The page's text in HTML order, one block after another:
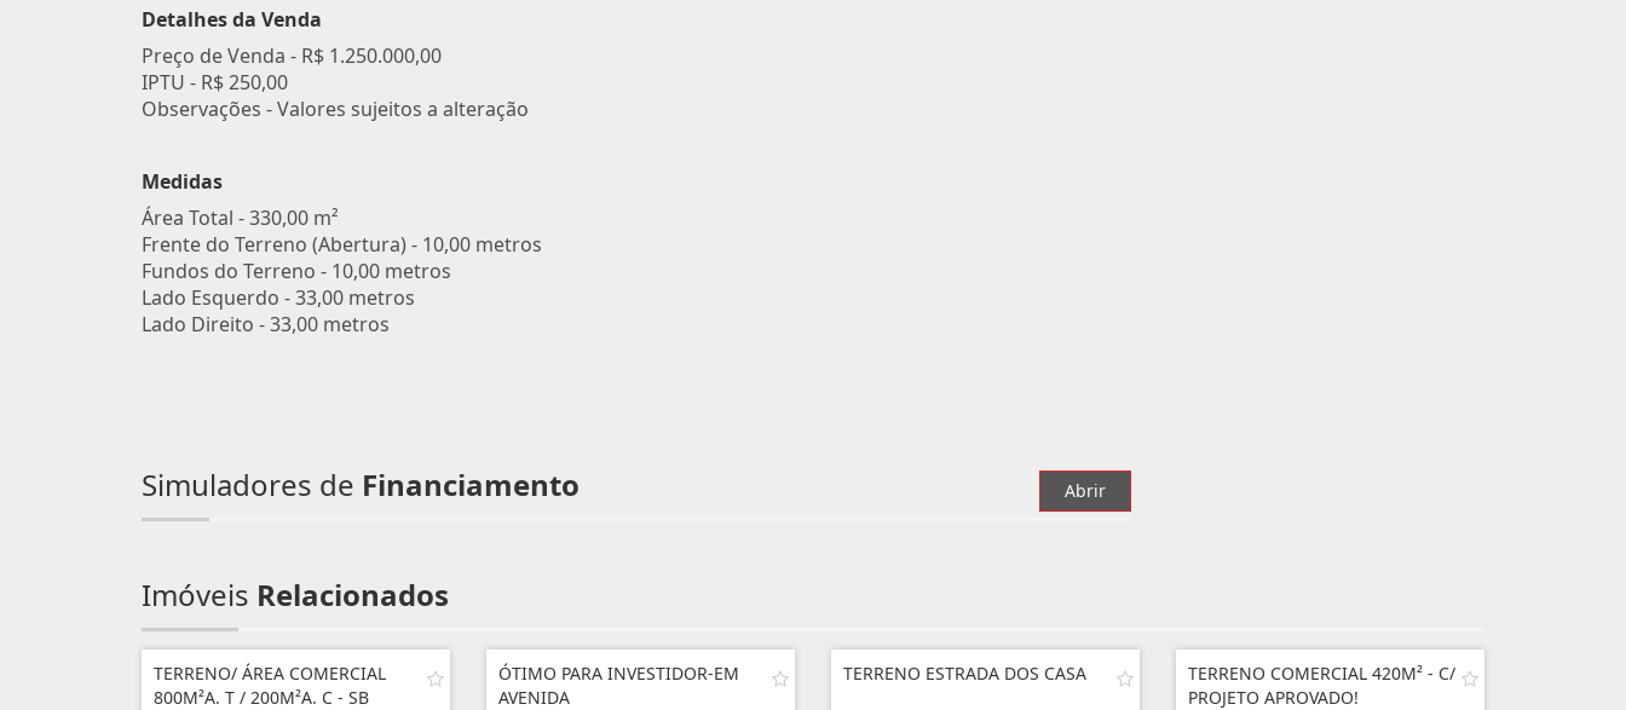
Detalhes da Venda
Preço de Venda - R$ 1.250.000,00
IPTU - R$ 250,00
Observações - Valores sujeitos a alteração
Medidas
Área Total - 330,00 m²
Frente do Terreno (Abertura) - 10,00 metros
Fundos do Terreno - 10,00 metros
Lado Esquerdo - 33,00 metros
Lado Direito - 33,00 metros
Simuladores de Financiamento Abrir
Imóveis Relacionados
TERRENO/ ÁREA COMERCIAL
800M²A. T / 200M²A. C - SB
ÓTIMO PARA INVESTIDOR-EM
AVENIDA
TERRENO ESTRADA DOS CASA
TERRENO COMERCIAL 420M² - C/
PROJETO APROVADO!